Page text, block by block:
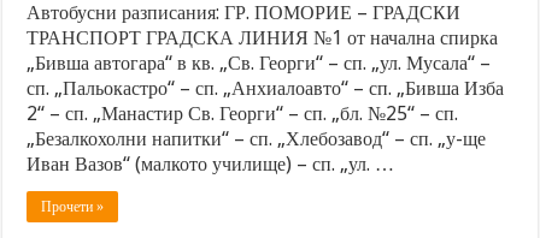
Автобусни разписания: ГР. ПОМОРИЕ – ГРАДСКИ
ТРАНСПОРТ ГРАДСКА ЛИНИЯ №1 от начална спирка
„Бивша автогара“ в кв. „Св. Георги“ – сп. „ул. Мусала“ –
сп. „Пальокастро“ – сп. „Анхиалоавто“ – сп. „Бивша Изба
2“ – сп. „Манастир Св. Георги“ – сп. „бл. №25“ – сп.
„Безалкохолни напитки“ – сп. „Хлебозавод“ – сп. „у-ще
Иван Вазов“ (малкото училище) – сп. „ул. …
Прочети »